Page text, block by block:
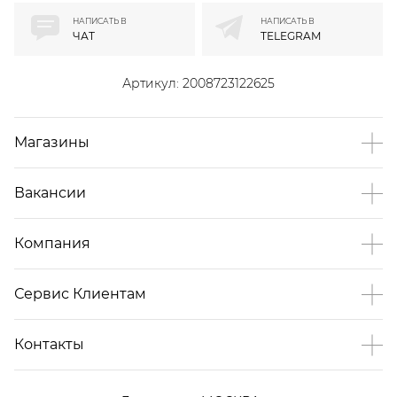
Артикул: 2008723122625
НАПИСАТЬ В
ЧАТ
НАПИСАТЬ В
TELEGRAM
Магазины
Вакансии
Компания
Сервис Клиентам
Контакты